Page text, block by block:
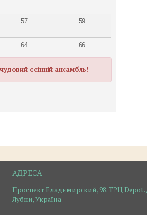
57 59
64 66
осінній ансамбль!
Проспект Владимирский, 98. ТРЦ Depot.,
Лубни, Україна